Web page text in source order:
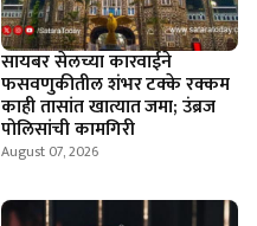
सायबर सेलच्या कारवाईने
फसवणुकीतील शंभर टक्के रक्कम
काही तासांत खात्यात जमा; उंब्रज
पोलिसांची कामगिरी
August 07, 2026